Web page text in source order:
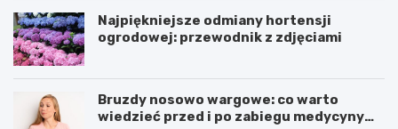
Najpiękniejsze odmiany hortensji
ogrodowej: przewodnik z zdjęciami
Bruzdy nosowo wargowe: co warto
wiedzieć przed i po zabiegu medycyny